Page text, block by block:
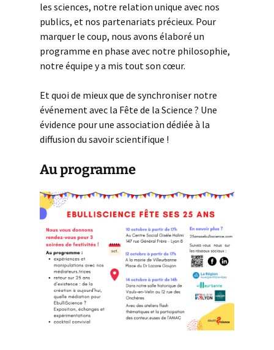
les sciences, notre relation unique avec nos
publics, et nos partenariats précieux. Pour
marquer le coup, nous avons élaboré un
programme en phase avec notre philosophie,
notre équipe y a mis tout son cœur.
Et quoi de mieux que de synchroniser notre
événement avec la Fête de la Science ? Une
évidence pour une association dédiée à la
diffusion du savoir scientifique !
Au programme